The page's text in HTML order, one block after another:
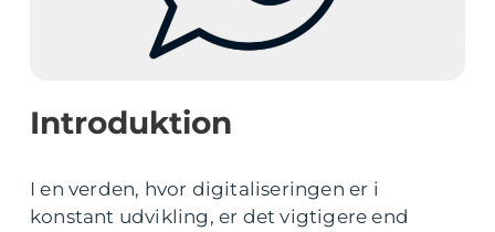
Introduktion
I en verden, hvor digitaliseringen er i
konstant udvikling, er det vigtigere end